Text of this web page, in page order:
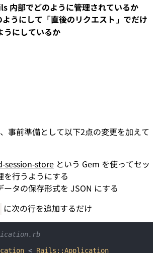
内部でどのように管理されているか
うにして「直後のリクエスト」でだけ
うにしているか
事前準備として以下2点の変更を加えて
session-store という Gem を使ってセッ
を行うようにする
ータの保存形式を JSON にする
に次の行を追加するだけ
< Rails::Application